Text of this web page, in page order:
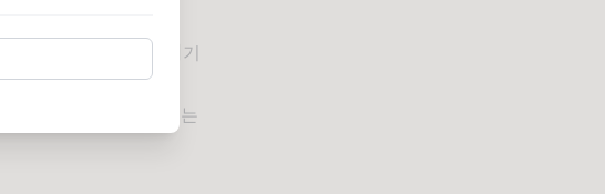
를 막고 예상치 못한 위기
있어요. 위기나 기회는